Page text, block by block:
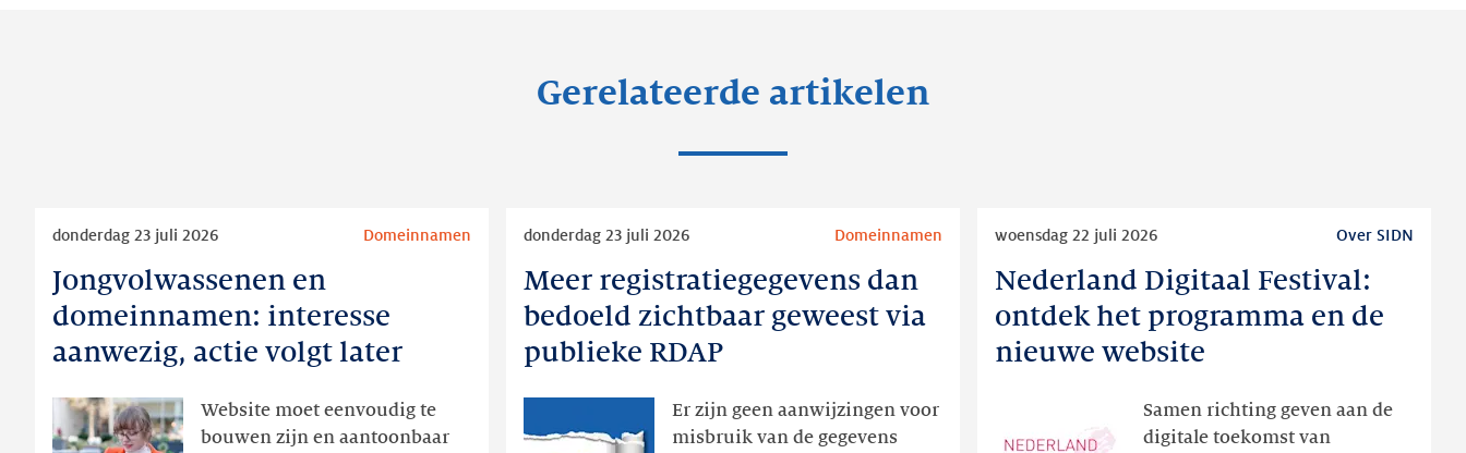
Gerelateerde artikelen
Jongvolwassenen en
domeinnamen: interesse
aanwezig, actie volgt later
donderdag 23 juli 2026 Domeinnamen
Website moet eenvoudig te
bouwen zijn en aantoonbaar
Jongvolwassenen
domeinnamen:
interesse
volgt
Meer registratiegegevens dan
bedoeld zichtbaar geweest via
publieke RDAP
donderdag 23 juli 2026 Domeinnamen
Er zijn geen aanwijzingen voor
misbruik van de gegevens
Meer
registratiegegevens
dan
bedoeld
via
Nederland Digitaal Festival:
ontdek het programma en de
nieuwe website
woensdag 22 juli 2026 Over SIDN
Samen richting geven aan de
digitale toekomst van
Nederland
Festival:
ontdek